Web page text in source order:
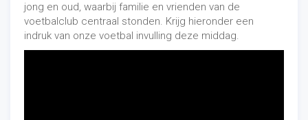
jong en oud, waarbij familie en vrienden van de
voetbalclub centraal stonden. Krijg hieronder een
indruk van onze voetbal invulling deze middag.